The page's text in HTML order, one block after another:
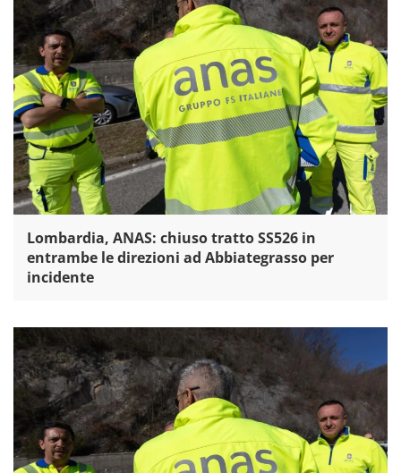
Lombardia, ANAS: chiuso tratto SS526 in
entrambe le direzioni ad Abbiategrasso per
incidente